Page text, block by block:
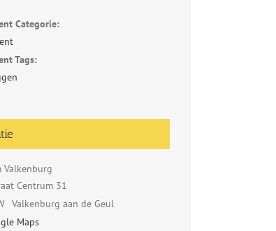
Categorie:
Tags:
Valkenburg
Centrum 31
Valkenburg aan de Geul
Maps